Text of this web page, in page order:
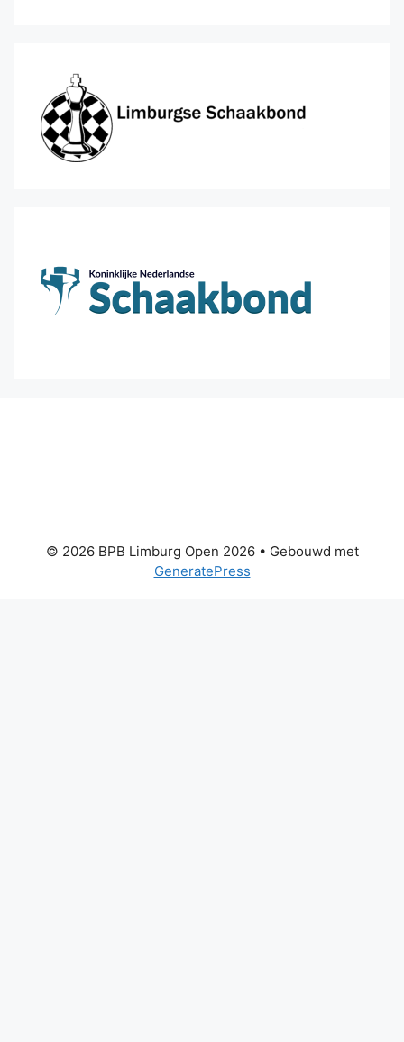
© 2026 BPB Limburg Open 2026• Gebouwd met
GeneratePress